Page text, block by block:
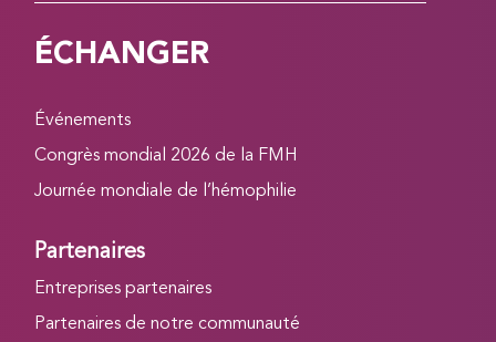
ÉCHANGER
Événements
Congrès mondial 2026 de la FMH
Journée mondiale de l’hémophilie
Partenaires
Entreprises partenaires
Partenaires de notre communauté